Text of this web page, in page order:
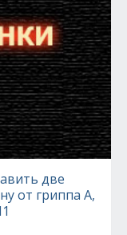
две
от гриппа А,